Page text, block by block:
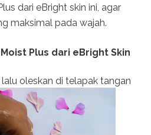
dari eBright skin ini, agar
maksimal pada wajah.
Plus dari eBright Skin
oleskan di telapak tangan